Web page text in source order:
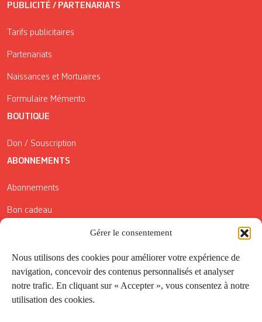
Gérer le consentement
Nous utilisons des cookies pour améliorer votre expérience de
navigation, concevoir des contenus personnalisés et analyser
notre trafic. En cliquant sur « Accepter », vous consentez à notre
utilisation des cookies.
PUBLICITÉ / PARTENARIATS
Tarifs publicitaires
Partenariats
Naissances et Mortuaires
Formulaire Mémento
BOUTIQUE
Don / Souscription
ABONNEMENTS
Abonnements
Bon cadeau
Conditions générales de vente
Réductions de la Carte Côté Courrier
Application